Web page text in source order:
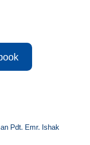
Pdt. Emr. Ishak